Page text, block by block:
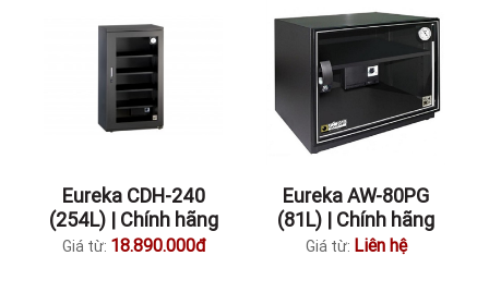
Eureka CDH-240
(254L) | Chính hãng
Giá từ: 18.890.000đ
Eureka AW-80PG
(81L) | Chính hãng
Giá từ: Liên hệ